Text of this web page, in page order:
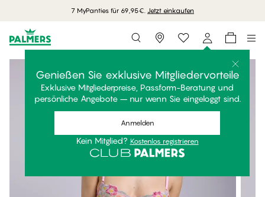
7 MyPanties für 69,95€. Jetzt einkaufen
Storefinder
Genießen Sie exklusive Mitgliedervorteile
Exklusive Mitgliederpreise, Passform-Beratung und
persönliche Angebote – nur wenn Sie eingeloggt sind.
Anmelden
Kein Mitglied? Kostenlos registrieren